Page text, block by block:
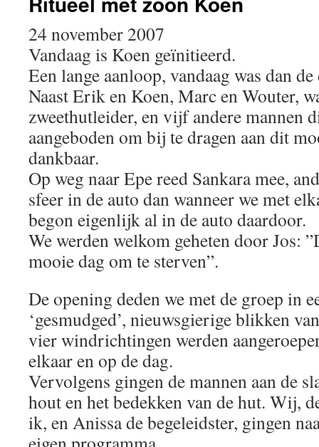
24 november 2007
Vandaag is Koen geïnitieerd.
Een lange aanloop, vandaag was dan de
Naast Erik en Koen, Marc en Wouter,
zweethutleider, en vijf andere mannen
aangeboden om bij te dragen aan dit
dankbaar.
Op weg naar Epe reed Sankara mee,
sfeer in de auto dan wanneer we met
begon eigenlijk al in de auto daardoor.
We werden welkom geheten door Jos:
mooie dag om te sterven”.
De opening deden we met de groep in
‘gesmudged’, nieuwsgierige blikken
vier windrichtingen werden
elkaar en op de dag.
Vervolgens gingen de mannen aan de
hout en het bedekken van de hut. Wij,
ik, en Anissa de begeleidster, gingen